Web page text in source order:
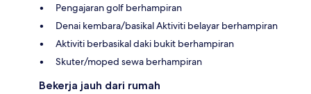
Pengajaran golf berhampiran
Denai kembara/basikal Aktiviti belayar berhampiran
Aktiviti berbasikal daki bukit berhampiran
Skuter/moped sewa berhampiran
Bekerja jauh dari rumah